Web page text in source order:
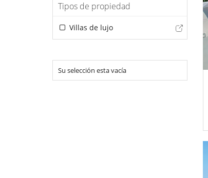
Tipos de propiedad
Villas de lujo
Su selección esta vacía